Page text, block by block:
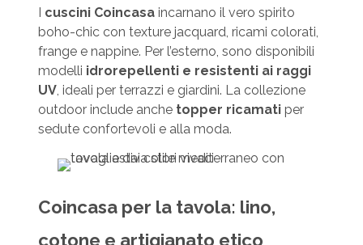
I cuscini Coincasaincarnano il vero spirito
boho-chic con texture jacquard, ricami colorati,
frange e nappine. Per l’esterno, sono disponibili
modelli idrorepellenti e resistenti ai raggi
UV, ideali per terrazzi e giardini. La collezione
outdoor include anche topper ricamatiper
sedute confortevoli e alla moda.
Coincasa per la tavola: lino,
cotone e artigianato etico